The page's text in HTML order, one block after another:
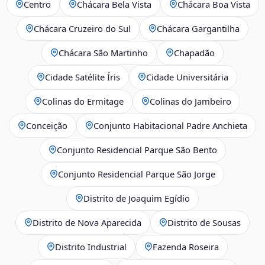
Centro Chácara Bela Vista Chácara Boa Vista
Chácara Cruzeiro do Sul Chácara Gargantilha
Chácara São Martinho Chapadão
Cidade Satélite Íris Cidade Universitária
Colinas do Ermitage Colinas do Jambeiro
Conceição Conjunto Habitacional Padre Anchieta
Conjunto Residencial Parque São Bento
Conjunto Residencial Parque São Jorge
Distrito de Joaquim Egídio
Distrito de Nova Aparecida Distrito de Sousas
Distrito Industrial Fazenda Roseira